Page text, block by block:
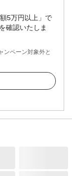
5万円以上」で
確認いたしま
ンペーン対象外と